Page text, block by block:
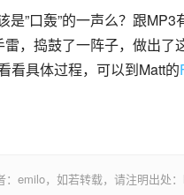
是”口轰”的一声么？跟
雷，捣鼓了一阵子，做出
看具体过程，可以到Matt的
：emilo，如若转载，请注明出处